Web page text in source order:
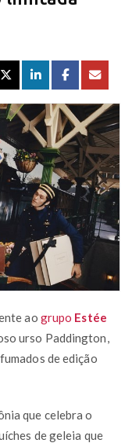
ao grupo Estée
urso Paddington,
de edição
que celebra o
de geleia que